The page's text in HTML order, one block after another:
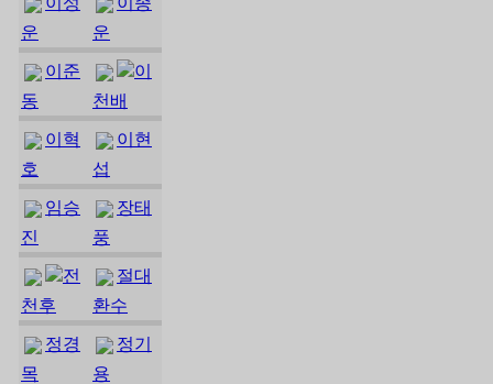
운
운
이준
동
이
천배
이혁
호
이현
섭
임승
진
장태
풍
전
천후
절대
환수
정경
목
정기
용